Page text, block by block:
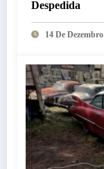
Despedida
14 De